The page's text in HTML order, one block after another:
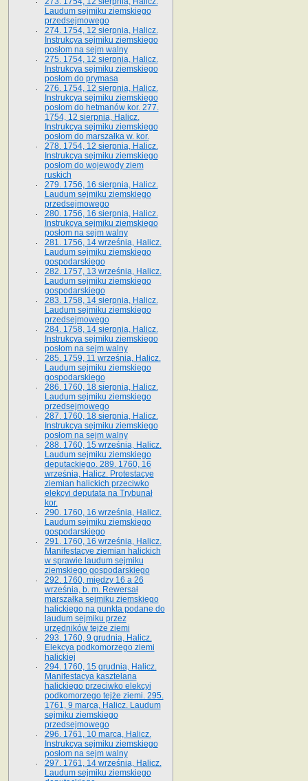
Laudum sejmiku ziemskiego
przedsejmowego
274. 1754, 12 sierpnia, Halicz.
Instrukcya sejmiku ziemskiego
posłom na sejm walny
275. 1754, 12 sierpnia, Halicz.
Instrukcya sejmiku ziemskiego
posłom do prymasa
276. 1754, 12 sierpnia, Halicz.
Instrukcya sejmiku ziemskiego
posłom do hetmanów kor. 277.
1754, 12 sierpnia, Halicz.
Instrukcya sejmiku ziemskiego
posłom do marszałka w. kor.
278. 1754, 12 sierpnia, Halicz.
Instrukcya sejmiku ziemskiego
posłom do wojewody ziem
ruskich
279. 1756, 16 sierpnia, Halicz.
Laudum sejmiku ziemskiego
przedsejmowego
280. 1756, 16 sierpnia, Halicz.
Instrukcya sejmiku ziemskiego
posłom na sejm walny
281. 1756, 14 września, Halicz.
Laudum sejmiku ziemskiego
gospodarskiego
282. 1757, 13 września, Halicz.
Laudum sejmiku ziemskiego
gospodarskiego
283. 1758, 14 sierpnia, Halicz.
Laudum sejmiku ziemskiego
przedsejmowego
284. 1758, 14 sierpnia, Halicz.
Instrukcya sejmiku ziemskiego
posłom na sejm walny
285. 1759, 11 września, Halicz.
Laudum sejmiku ziemskiego
gospodarskiego
286. 1760, 18 sierpnia, Halicz.
Laudum sejmiku ziemskiego
przedsejmowego
287. 1760, 18 sierpnia, Halicz.
Instrukcya sejmiku ziemskiego
posłom na sejm walny
288. 1760, 15 września, Halicz.
Laudum sejmiku ziemskiego
deputackiego. 289. 1760, 16
września, Halicz. Protestacye
ziemian halickich przeciwko
elekcyi deputata na Trybunał
kor.
290. 1760, 16 września, Halicz.
Laudum sejmiku ziemskiego
gospodarskiego
291. 1760, 16 września, Halicz.
Manifestacye ziemian halickich
w sprawie laudum sejmiku
ziemskiego gospodarskiego
292. 1760, między 16 a 26
września, b. m. Rewersał
marszałka sejmiku ziemskiego
halickiego na punkta podane do
laudum sejmiku przez
urzędników tejże ziemi
293. 1760, 9 grudnia, Halicz.
Elekcya podkomorzego ziemi
halickiej
294. 1760, 15 grudnia, Halicz.
Manifestacya kasztelana
halickiego przeciwko elekcyi
podkomorzego tejże ziemi. 295.
1761, 9 marca, Halicz. Laudum
sejmiku ziemskiego
przedsejmowego
296. 1761, 10 marca, Halicz.
Instrukcya sejmiku ziemskiego
posłom na sejm walny
297. 1761, 14 września, Halicz.
Laudum sejmiku ziemskiego